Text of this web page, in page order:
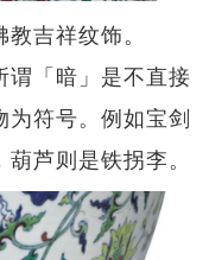
吉祥纹饰。
谓「暗」是不直接
符号。例如宝剑
芦则是铁拐李。